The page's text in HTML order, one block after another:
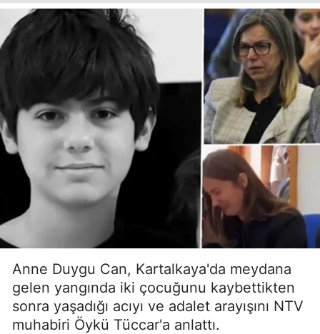
Anne Duygu Can, Kartalkaya'da meydana
gelen yangında iki çocuğunu kaybettikten
sonra yaşadığı acıyı ve adalet arayışını NTV
muhabiri Öykü Tüccar'a anlattı.